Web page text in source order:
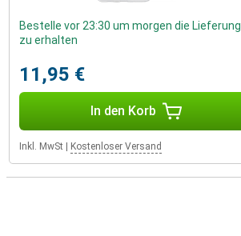
Bestelle vor 23:30 um morgen die Lieferung
zu erhalten
11,95 €
In den Korb
Inkl. MwSt Kostenloser Versand